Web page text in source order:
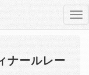
ナールレー